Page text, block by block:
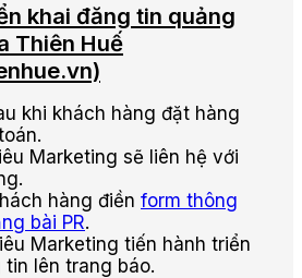
khai đăng tin quảng
Thiên Huế
khi khách hàng đặt hàng
Marketing sẽ liên hệ với
hàng điền form thông
bài PR.
Marketing tiến hành triển
tin lên trang báo.